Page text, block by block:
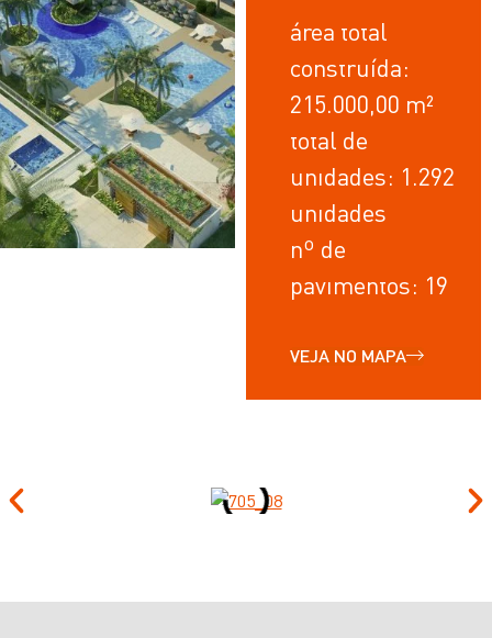
área total
construída:
215.000,00 m²
total de
unidades: 1.292
unidades
nº de
pavimentos: 19
VEJA NO MAPA